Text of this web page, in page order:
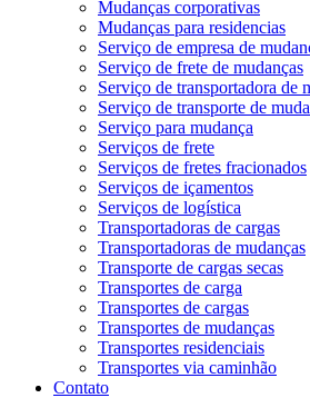
Mudanças corporativas
Mudanças para residencias
Serviço de empresa de
Serviço de frete de mudanças
Serviço de transportadora de
Serviço de transporte de
Serviço para mudança
Serviços de frete
Serviços de fretes fracionados
Serviços de içamentos
Serviços de logística
Transportadoras de cargas
Transportadoras de mudanças
Transporte de cargas secas
Transportes de carga
Transportes de cargas
Transportes de mudanças
Transportes residenciais
Transportes via caminhão
Contato